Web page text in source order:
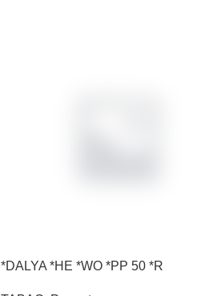
*DALYA *HE *WO *PP 50 *R